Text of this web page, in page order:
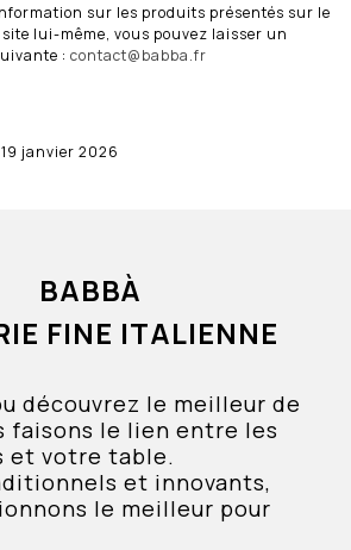
sur les produits présentés sur le
lui-même, vous pouvez laisser un
: contact@babba.fr
janvier 2026
BABBÀ
FINE ITALIENNE
découvrez le meilleur de
faisons le lien entre les
et votre table.
et innovants,
le meilleur pour